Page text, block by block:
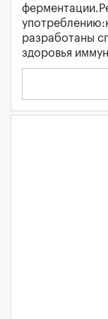
разработаны
здоровья